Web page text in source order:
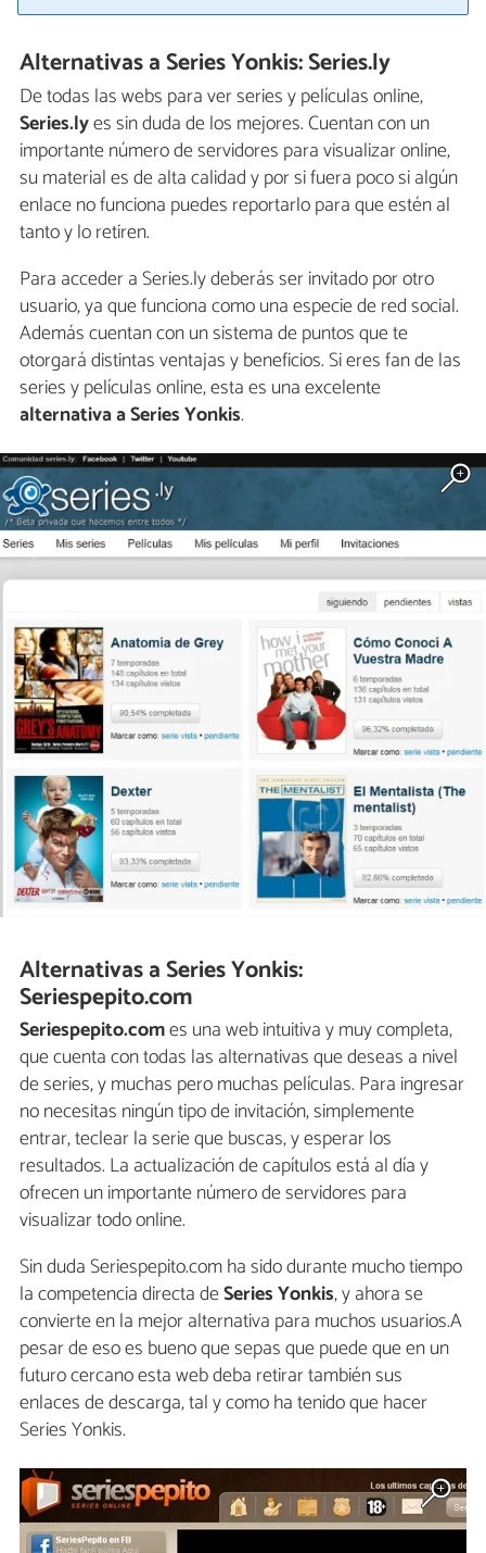
Alternativas a Series Yonkis: Series.ly
De todas las webs para ver series y películas online,
Series.lyes sin duda de los mejores. Cuentan con un
importante número de servidores para visualizar online,
su material es de alta calidad y por si fuera poco si algún
enlace no funciona puedes reportarlo para que estén al
tanto y lo retiren.
Para acceder a Series.ly deberás ser invitado por otro
usuario, ya que funciona como una especie de red social.
Además cuentan con un sistema de puntos que te
otorgará distintas ventajas y beneficios. Si eres fan de las
series y películas online, esta es una excelente
alternativa a Series Yonkis.
Alternativas a Series Yonkis:
Seriespepito.com
Seriespepito.comes una web intuitiva y muy completa,
que cuenta con todas las alternativas que deseas a nivel
de series, y muchas pero muchas películas. Para ingresar
no necesitas ningún tipo de invitación, simplemente
entrar, teclear la serie que buscas, y esperar los
resultados. La actualización de capítulos está al día y
ofrecen un importante número de servidores para
visualizar todo online.
Sin duda Seriespepito.com ha sido durante mucho tiempo
la competencia directa deSeries Yonkis, y ahora se
convierte en la mejor alternativa para muchos usuarios.A
pesar de eso es bueno que sepas que puede que en un
futuro cercano esta web deba retirar también sus
enlaces de descarga, tal y como ha tenido que hacer
Series Yonkis.